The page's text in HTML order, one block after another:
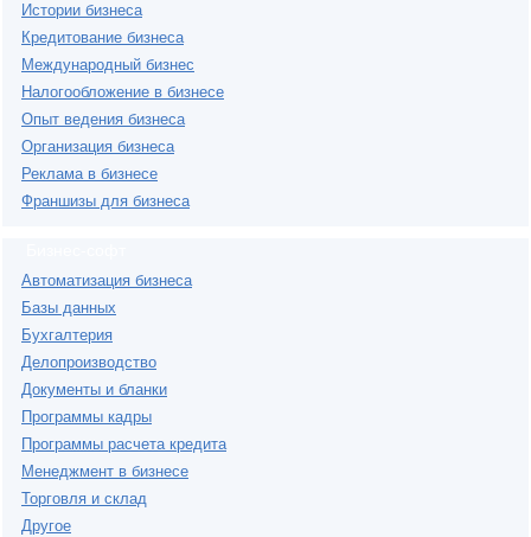
Истории бизнеса
Кредитование бизнеса
Международный бизнес
Налогообложение в бизнесе
Опыт ведения бизнеса
Организация бизнеса
Реклама в бизнесе
Франшизы для бизнеса
Автоматизация бизнеса
Базы данных
Бухгалтерия
Делопроизводство
Документы и бланки
Программы кадры
Программы расчета кредита
Менеджмент в бизнесе
Торговля и склад
Другое